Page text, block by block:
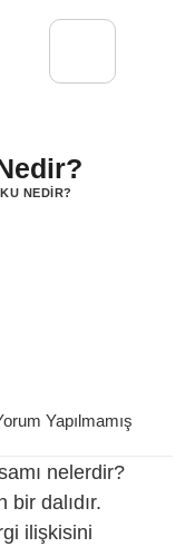
NEDIR?
Yapılmamış
dalıdır.
ilişkisini